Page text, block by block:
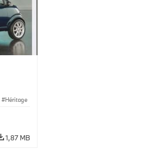
Héritage
1,87 MB